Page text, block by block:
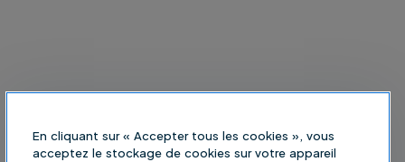
En cliquant sur « Accepter tous les cookies », vous
acceptez le stockage de cookies sur votre appareil